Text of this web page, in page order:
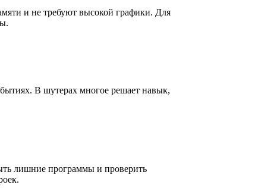
и не требуют высокой графики. Для
В шутерах многое решает навык,
лишние программы и проверить